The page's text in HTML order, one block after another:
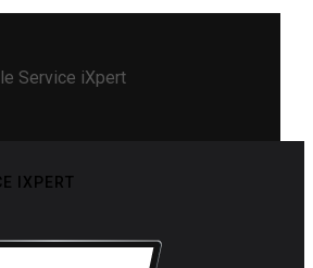
Service iXpert
IXPERT